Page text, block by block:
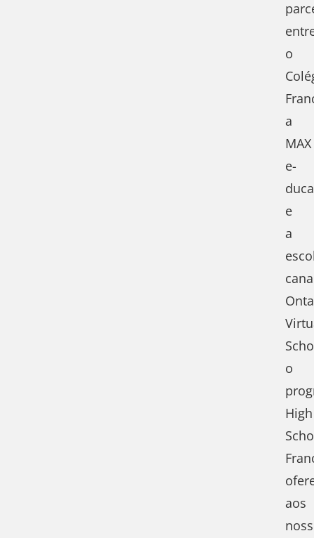
o
a
MAX
e-
e
a
o
High
aos